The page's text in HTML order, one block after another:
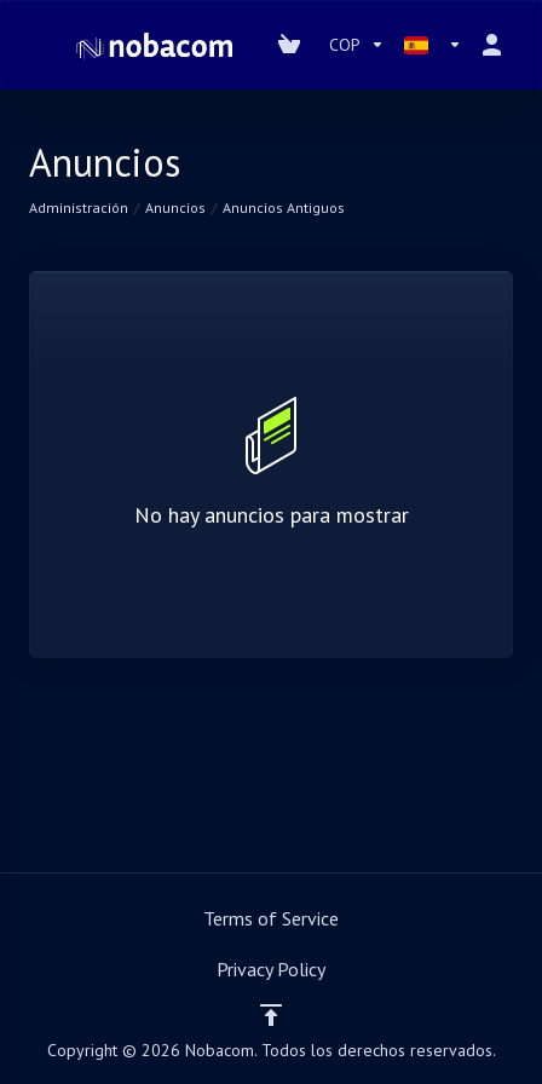
COP
Anuncios
Administración Anuncios Anuncios Antiguos
No hay anuncios para mostrar
Copyright © 2026 Nobacom. Todos los derechos reservados.
Terms of Service
Privacy Policy